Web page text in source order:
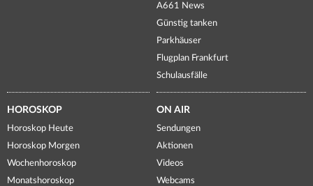
A661 News
Günstig tanken
Parkhäuser
Flugplan Frankfurt
Schulausfälle
HOROSKOP
Horoskop Heute
Horoskop Morgen
Wochenhoroskop
Monatshoroskop
ON AIR
Sendungen
Aktionen
Videos
Webcams